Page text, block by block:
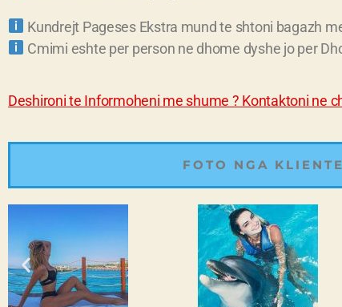
Kundrejt Pageses Ekstra mund te shtoni bagazh
Cmimi eshte per person ne dhome dyshe jo per
Deshironi te Informoheni me shume ? Kontaktoni ne
FOTO NGA